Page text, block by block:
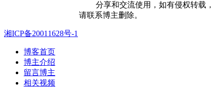
分享和交流使用，如有侵权转载，
请联系博主删除。
湘ICP备20011628号-1
博客首页
博主介绍
留言博主
相关视频